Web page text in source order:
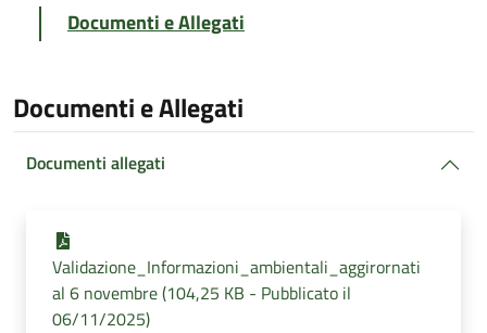
Documenti e Allegati
Documenti e Allegati
Documenti allegati
Validazione_Informazioni_ambientali_aggirornati
al 6 novembre (104,25 KB - Pubblicato il
06/11/2025)